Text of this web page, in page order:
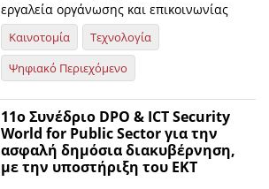
εργαλεία οργάνωσης και επικοινωνίας
Καινοτομία
Τεχνολογία
Ψηφιακό Περιεχόμενο
11ο Συνέδριο DPO & ICT Security
World for Public Sector για την
ασφαλή δημόσια διακυβέρνηση,
με την υποστήριξη του ΕΚΤ